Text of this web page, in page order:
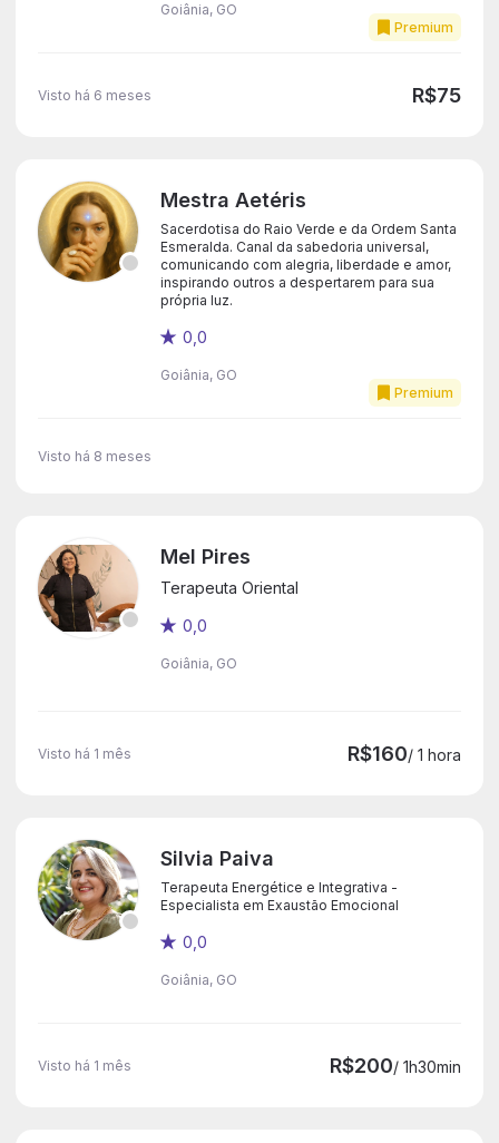
Premium
Goiânia, GO
Visto há 6 meses R$75
Premium
Mestra Aetéris
Sacerdotisa do Raio Verde e da Ordem Santa
Esmeralda. Canal da sabedoria universal,
comunicando com alegria, liberdade e amor,
inspirando outros a despertarem para sua
própria luz.
0,0
Goiânia, GO
Visto há 8 meses
Mel Pires
Terapeuta Oriental
0,0
Goiânia, GO
Visto há 1 mês R$160/ 1 hora
Silvia Paiva
Terapeuta Energétice e Integrativa -
Especialista em Exaustão Emocional
0,0
Goiânia, GO
Visto há 1 mês R$200/ 1h30min